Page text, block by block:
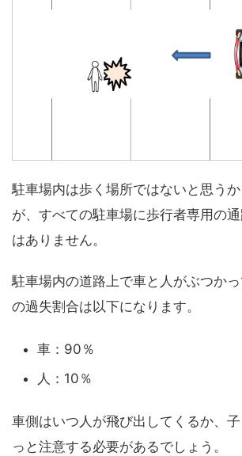
駐車場内は歩く場所ではないと思う
が、すべての駐車場に歩行者専用の
はありません。
駐車場内の道路上で車と人がぶつか
の過失割合は以下になります。
車：90％
人：10％
車側はいつ人が飛び出してくるか、
っと注意する必要があるでしょう。